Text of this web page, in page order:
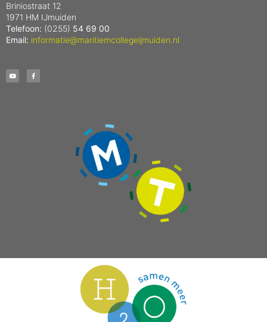
Briniostraat 12
1971 HM IJmuiden
Telefoon: (0255) 54 69 00
Email: informatie@maritiemcollegeijmuiden.nl